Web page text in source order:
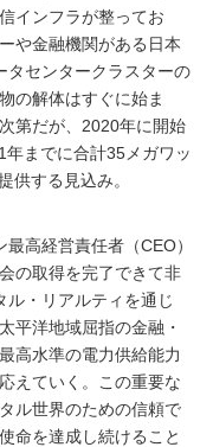
インフラが整ってお
や⾦融機関がある日本
タセンタークラスターの
の解体はすぐに始ま
第だが、2020年に開始
までに合計35メガワッ
供する見込み。
⾼経営責任者（CEO）
の取得を完了できて非
ル・リアルティを通じ
平洋地域屈指の金融・
高水準の電力供給能力
えていく。この重要な
ル世界のための信頼で
命を達成し続けること